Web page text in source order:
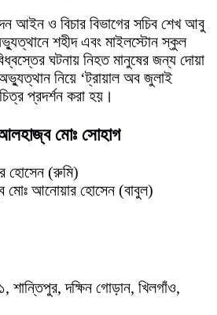
আইন ও বিচার বিভাগের সচিব শেখ আবু
শহীদ এবং মাইলস্টোন স্কুল
ঘটনায় নিহত মানুষের জন্য দোয়া
নিয়ে ‘ট্রায়াল অব জুলাই
প্রদর্শন করা হয়।
মোঃ সোহাগ
হোসেন (রুমি)
মোঃ আনোয়ার হোসেন (বাবুল)
শান্তিপুর, দক্ষিন গোড়ান, খিলগাঁও,